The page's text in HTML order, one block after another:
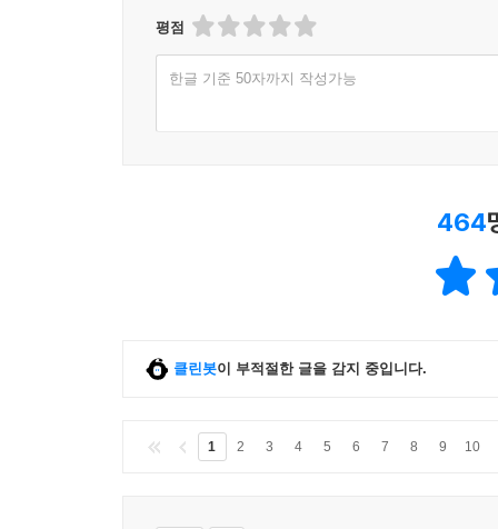
평점
한글 기준 50자까지 작성가능
464
클린봇이 부적절한 글을 감지 중입니다.
1 2 3 4 5 6 7 8 9 10